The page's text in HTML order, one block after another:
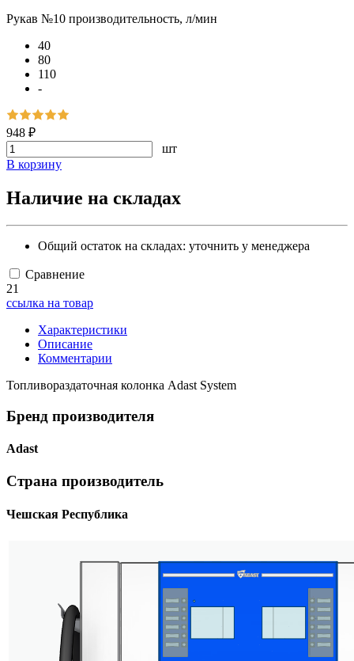
Рукав №10 производительность, л/мин
40
80
110
-
948 ₽
шт
В корзину
Наличие на складах
Общий остаток на складах: уточнить у менеджера
Сравнение
21
ссылка на товар
Характеристики
Описание
Комментарии
Топливораздаточная колонка Adast System
Бренд производителя
Adast
Страна производитель
Чешская Республика